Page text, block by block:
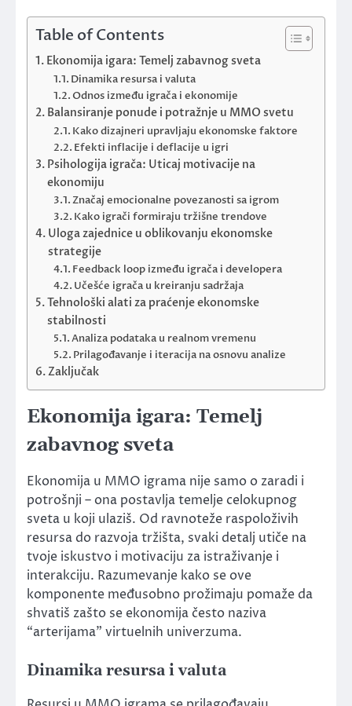
Table of Contents
Ekonomija igara: Temelj zabavnog sveta
Dinamika resursa i valuta
Odnos između igrača i ekonomije
Balansiranje ponude i potražnje u MMO svetu
Kako dizajneri upravljaju ekonomske faktore
Efekti inflacije i deflacije u igri
Psihologija igrača: Uticaj motivacije na
ekonomiju
Značaj emocionalne povezanosti sa igrom
Kako igrači formiraju tržišne trendove
Uloga zajednice u oblikovanju ekonomske
strategije
Feedback loop između igrača i developera
Učešće igrača u kreiranju sadržaja
Tehnološki alati za praćenje ekonomske
stabilnosti
Analiza podataka u realnom vremenu
Prilagođavanje i iteracija na osnovu analize
Zaključak
Ekonomija igara: Temelj
zabavnog sveta
Ekonomija u MMO igrama nije samo o zaradi i
potrošnji – ona postavlja temelje celokupnog
sveta u koji ulaziš. Od ravnoteže raspoloživih
resursa do razvoja tržišta, svaki detalj utiče na
tvoje iskustvo i motivaciju za istraživanje i
interakciju. Razumevanje kako se ove
komponente međusobno prožimaju pomaže da
shvatiš zašto se ekonomija često naziva
“arterijama” virtuelnih univerzuma.
Dinamika resursa i valuta